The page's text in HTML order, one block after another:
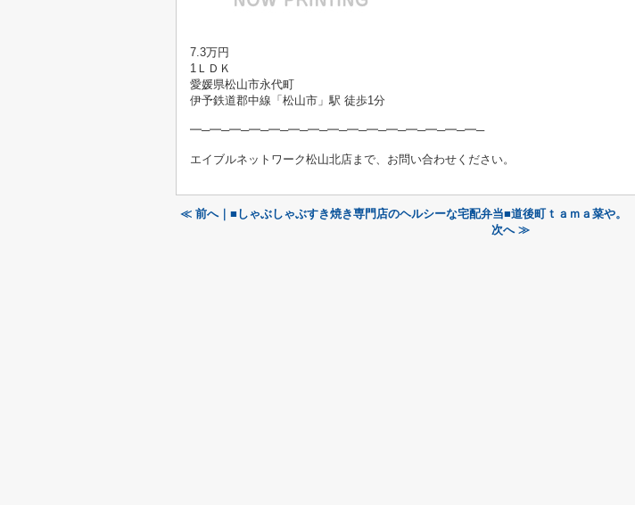
7.3万円
1ＬＤＫ
愛媛県松山市永代町
伊予鉄道郡中線「松山市」駅 徒歩1分
━─━─━─━─━─━─━─━─━─━─━─━─━─━─━─
エイブルネットワーク松山北店まで、お問い合わせください。
≪ 前へ｜■しゃぶしゃぶすき焼き専門店のヘルシーな宅配弁当■道後町ｔａｍａ菜や。
次へ ≫